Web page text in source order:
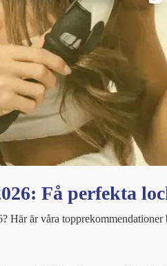
Få perfekta
Här är våra topprekommendationer